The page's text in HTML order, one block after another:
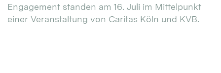
Engagement standen am 16. Juli im Mittelpunkt
einer Veranstaltung von Caritas Köln und KVB.